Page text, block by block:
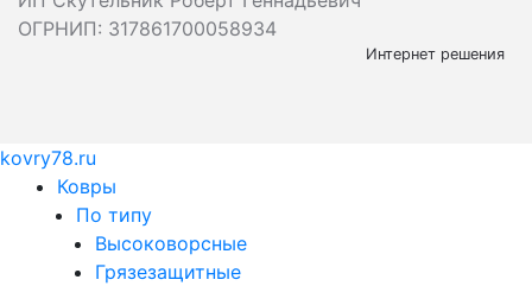
ОГРНИП: 317861700058934
Интернет решения
kovry78.ru
Ковры
По типу
Высоковорсные
Грязезащитные